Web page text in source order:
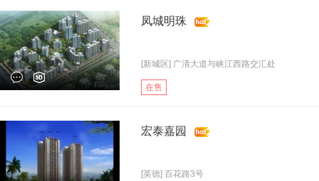
凤城明珠
[新城区] 广清大道与峡江西路交汇处
在售
宏泰嘉园
[英德] 百花路3号